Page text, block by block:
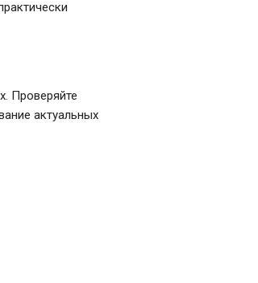
Проверяйте
актуальных